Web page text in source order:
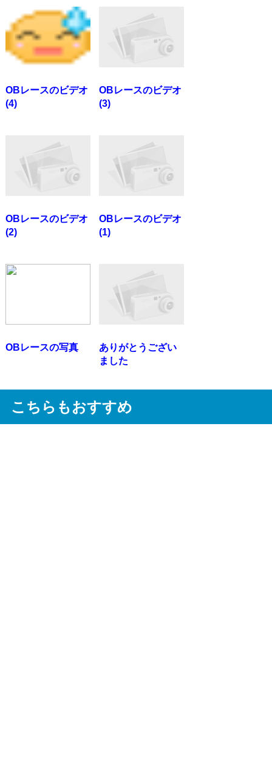
OBレースのビデオ
(4)
OBレースのビデオ
(3)
OBレースのビデオ
(2)
OBレースのビデオ
(1)
OBレースの写真
ありがとうござい
ました
こちらもおすすめ